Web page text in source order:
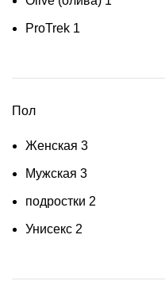
ProTrek 1
Пол
Женская 3
Мужская 3
подростки 2
Унисекс 2